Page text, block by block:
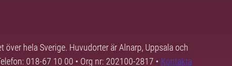
hela Sverige. Huvudorter är Alnarp, Uppsala och
018-67 10 00 • Org nr: 202100-2817 • Kontakta